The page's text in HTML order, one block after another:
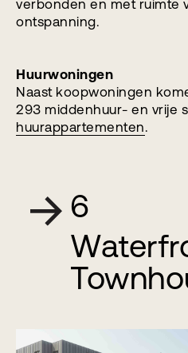
verbonden en met ruimte
ontspanning.
Huurwoningen
Naast koopwoningen
293 middenhuur- en vrije
huurappartementen.
6